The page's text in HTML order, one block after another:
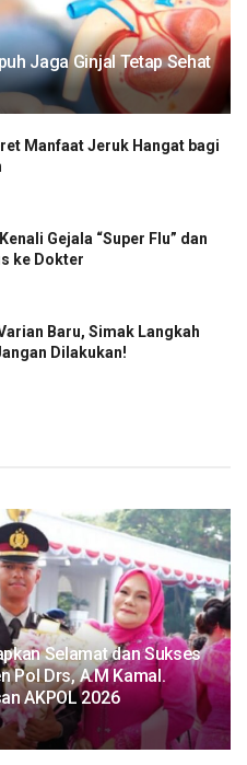
Jaga Ginjal Tetap Sehat
Manfaat Jeruk Hangat bagi
Gejala “Super Flu” dan
ke Dokter
Baru, Simak Langkah
Dilakukan!
Selamat dan Sukses
Pol Drs, A.M Kamal.
AKPOL 2026